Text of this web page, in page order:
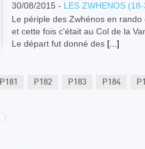
30/08/2015 - LES ZWHENOS
Le périple des Zwhénos en
et cette fois c'était au Col de la
Le départ fut donné des [...]
P181 P182 P183 P184